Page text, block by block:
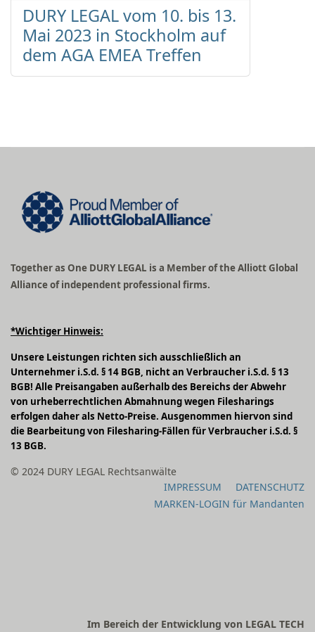
DURY LEGAL vom 10. bis 13.
Mai 2023 in Stockholm auf
dem AGA EMEA Treffen
Together as One DURY LEGAL is a Member of the Alliott Global
Alliance of independent professional firms.
*Wichtiger Hinweis:
Unsere Leistungen richten sich ausschließlich an
Unternehmer i.S.d. § 14 BGB, nicht an Verbraucher i.S.d. § 13
BGB! Alle Preisangaben außerhalb des Bereichs der Abwehr
von urheberrechtlichen Abmahnung wegen Filesharings
erfolgen daher als Netto-Preise. Ausgenommen hiervon sind
die Bearbeitung von Filesharing-Fällen für Verbraucher i.S.d. §
13 BGB.
© 2024 DURY LEGAL Rechtsanwälte
IMPRESSUM
DATENSCHUTZ
MARKEN-LOGIN für Mandanten
Im Bereich der Entwicklung von LEGAL TECH